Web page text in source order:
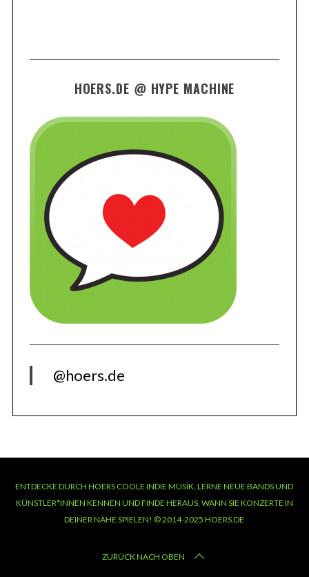
HOERS.DE @ HYPE MACHINE
@hoers.de
ENTDECKE DURCH HOERS COOLE INDIE MUSIK, LERNE NEUE BANDS UND
KÜNSTLER*INNEN KENNEN UND FINDE HERAUS, WANN SIE KONZERTE IN
DEINER NÄHE SPIELEN! © 2014-2025 HOERS.DE
ZURÜCK NACH OBEN